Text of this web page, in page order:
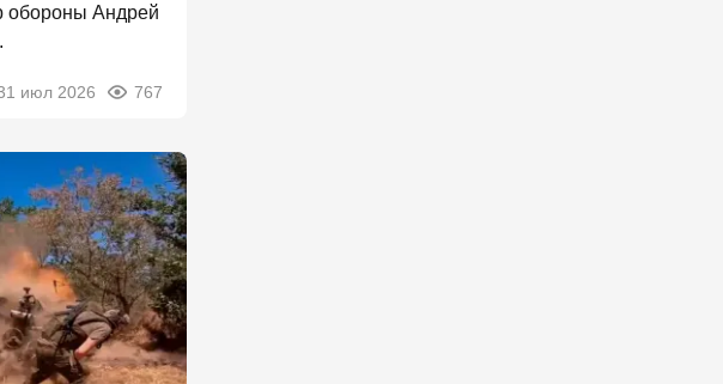
обороны Андрей
июл 2026 767